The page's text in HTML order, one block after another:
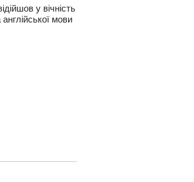
у вічність
мови